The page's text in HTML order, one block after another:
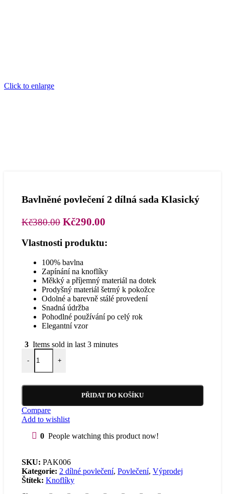
Click to enlarge
Bavlněné povlečení 2 dílná sada Klasický
Kč380.00 Původní
byla:
Kč380.00.
Kč290.00
je:
Vlastnosti produktu:
100% bavlna
Zapínání na knoflíky
Měkký a příjemný materiál na dotek
Prodyšný materiál šetrný k pokožce
Odolné a barevně stálé provedení
Snadná údržba
Pohodlné používání po celý rok
Elegantní vzor
3 Items sold in last 3 minutes
-
Bavlněné povlečení 2 dílná sada Klasický množství
+
PŘIDAT DO KOŠÍKU
Compare
Add to wishlist
0 People watching this product now!
SKU: PAK006
Kategorie: 2 dílné povlečení, Povlečení, Výprodej
Štítek: Knoflíky